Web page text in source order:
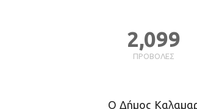
ΠΡΟΒΟΛΈΣ
2,099
Ο Δήμος